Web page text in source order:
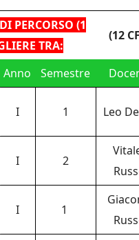
PERCORSO (1
TRA:
(12
Anno Semestre
I 1 Leo
I 2
I 1